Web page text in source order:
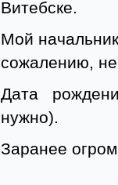
Витебске.
Мой
сожалению,
Дата
нужно).
Заранее